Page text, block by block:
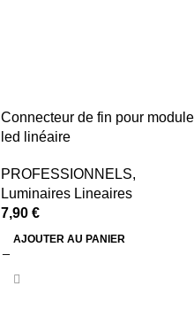
Connecteur de fin pour module
led linéaire
PROFESSIONNELS,
Luminaires Lineaires
7,90 €
AJOUTER AU PANIER